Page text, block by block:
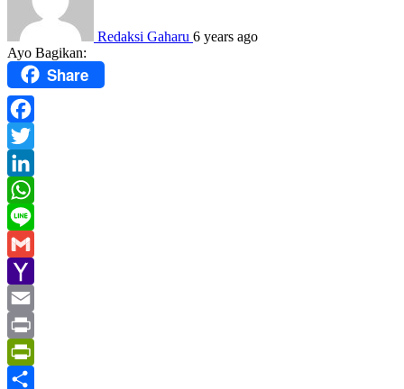
Redaksi Gaharu 6 years ago
Ayo Bagikan:
Share
Facebook
Twitter
LinkedIn
WhatsApp
Line
Gmail
Yahoo
Mail
Email
Print
PrintFriendly